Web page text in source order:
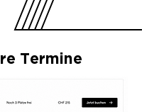
Termine